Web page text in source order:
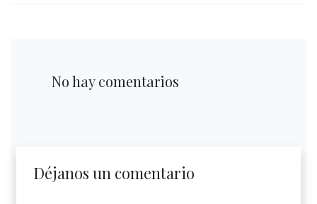
No hay comentarios
Déjanos un comentario